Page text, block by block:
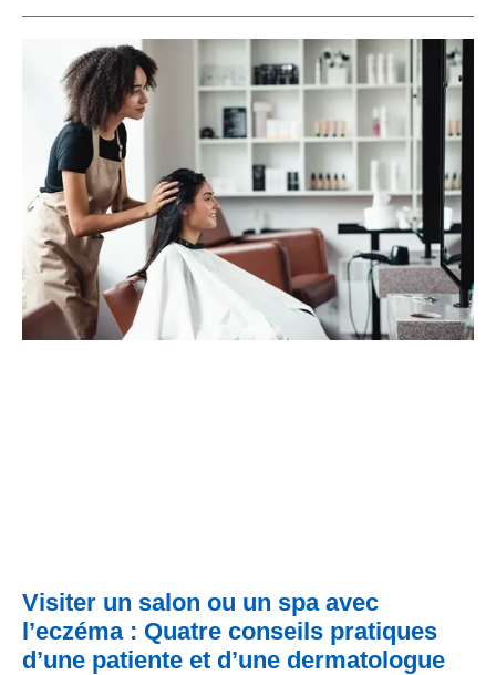
Visiter un salon ou un spa avec
l’eczéma : Quatre conseils pratiques
d’une patiente et d’une dermatologue